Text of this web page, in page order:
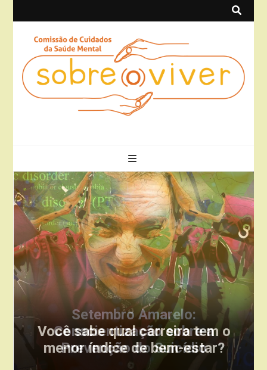
Você sabe qual carreira tem o
menor índice de bem-estar?